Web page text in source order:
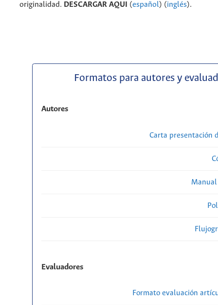
originalidad. DESCARGAR AQUI (español) (inglés).
Formatos para autores y
Autores
Carta presentación
Evaluadores
Formato evaluación